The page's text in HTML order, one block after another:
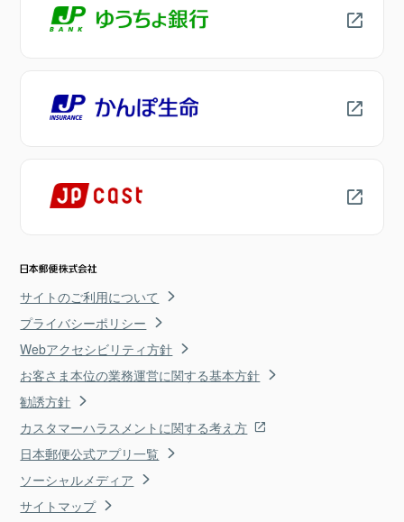
サイトのご利用について
プライバシーポリシー
Webアクセシビリティ方針
お客さま本位の業務運営に関する基本方針
勧誘方針
カスタマーハラスメントに関する考え方
日本郵便公式アプリ一覧
ソーシャルメディア
サイトマップ